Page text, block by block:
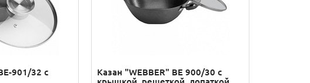
901/32 с
Казан "WEBBER" ВЕ 900/30 с